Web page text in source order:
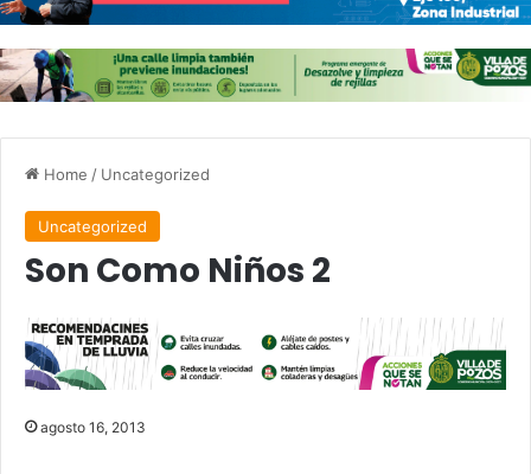
Home / Uncategorized
Uncategorized
Son Como Niños 2
agosto 16, 2013